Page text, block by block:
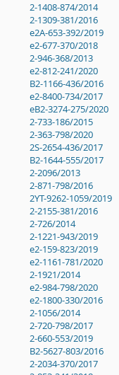
2-1408-874/2014
2-1309-381/2016
e2A-653-392/2019
e2-677-370/2018
2-946-368/2013
e2-812-241/2020
B2-1166-436/2016
e2-8400-734/2017
eB2-3274-275/2020
2-733-186/2015
2-363-798/2020
2S-2654-436/2017
B2-1644-555/2017
2-2096/2013
2-871-798/2016
2YT-9262-1059/2019
2-2155-381/2016
2-726/2014
2-1221-943/2019
e2-159-823/2019
e2-1161-781/2020
2-1921/2014
e2-984-798/2020
e2-1800-330/2016
2-1056/2014
2-720-798/2017
2-660-553/2019
B2-5627-803/2016
2-2034-370/2017